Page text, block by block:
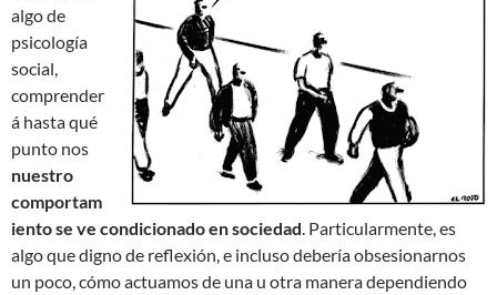
algo de
psicología
social,
comprender
á hasta qué
punto nos
nuestro
comportam
iento se ve condicionado en sociedad. Particularmente, es
algo que digno de reflexión, e incluso debería obsesionarnos
un poco, cómo actuamos de una u otra manera dependiendo